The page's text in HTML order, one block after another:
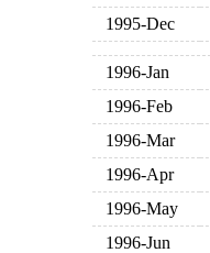
1995-Dec
1996-Jan
1996-Feb
1996-Mar
1996-Apr
1996-May
1996-Jun